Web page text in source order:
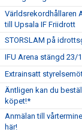
Världsrekordhållaren
till Upsala IF Friidrott
STORSLAM på
IFU Arena stängd 23/
Extrainsatt
Äntligen kan du
köpet!*
Anmälan till
här!